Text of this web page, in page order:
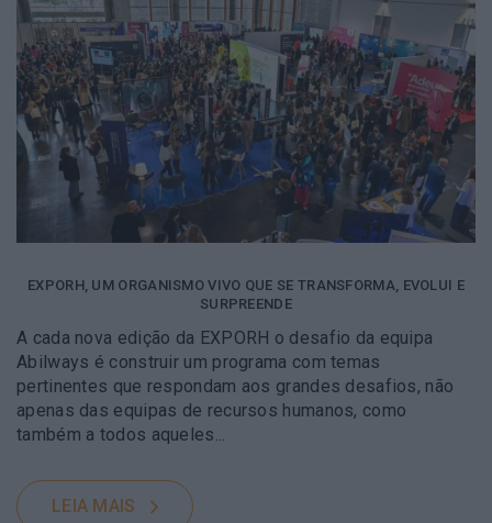
EXPORH, UM ORGANISMO VIVO QUE SE TRANSFORMA, EVOLUI E
SURPREENDE
A cada nova edição da EXPORH o desafio da equipa
Abilways é construir um programa com temas
pertinentes que respondam aos grandes desafios, não
apenas das equipas de recursos humanos, como
também a todos aqueles...
LEIA MAIS